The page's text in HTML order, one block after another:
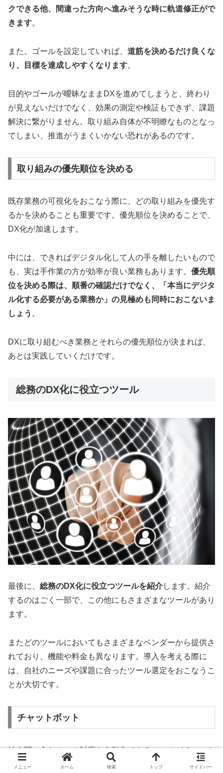
クできる他、間違った方向へ進みそうな時に軌道修正がで
きます。
また、ゴールを設定していれば、 道筋を決めるだけ良くな
り、目標を達成しやすくなります。
目的やゴールが曖昧なままDXを進めてしまうと、終わり
が見えないだけでなく、効果の測定や検証もできず、課題
解決に繋がりません。取り組み自体が不明瞭なものとなっ
てしまい、推進がうまくいかない恐れがあるのです。
取り組みの優先順位を決める
既存業務の可視化をおこなう際に、どの取り組みを優先す
るかを決めることも重要です。優先順位を決めることで、
DX化が加速します。
中には、できればデジタル化して人の手を離したいもので
も、実は手作業の方が効率が良い業務もあります。 優先順
位を決める際は、順番の確認だけでなく、「本当にデジタ
ル化する必要がある業務か」の見極めも同時におこないま
しょう 。
DXに取り組むべき業務とそれらの優先順位が決まれば、
あとは実践していくだけです。
総務のDX化に役立つツール
最後に、 総務のDX化に役立つツールを紹介します。紹介
するのはごく一部で、この他にもさまざまなツールがあり
ます。
またどのツールにおいてもさまざまなベンダーから提供さ
れており、機能や料金も異なります。導入を考える際に
は、自社のニーズや課題に合ったツール選定をおこなうこ
とが大切です。
チャットボット
社内問い合わせへの対応を自動化できるツールがチャット
ボットです。チャットボットは、総務のDX化を始めるの
メニュー ホーム 検索 トップ サイドバー